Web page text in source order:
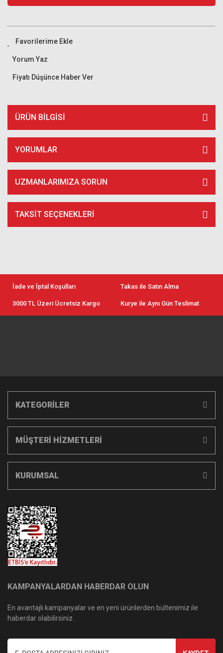
Yorum Yaz
Fiyatı Düşünce Haber Ver
ÜRÜN BILGISI
YORUMLAR
UZMANLARIMIZA SORUN
TAKSIT SEÇENEKLERI
İade ve İptal Koşulları Takas ile Satın Alma
3000 TL Üzeri Ücretsiz Kargo Kurye ile Aynı Gün Teslimat
KATEGORİLER
MÜŞTERİ HİZMETLERİ
KURUMSAL
KAMPANYALARDAN HABERDAR OLUN
En avantajlı kampanyalar ve en yeni ürünlerden bültenimiz ile
haberdar olabilirsiniz.